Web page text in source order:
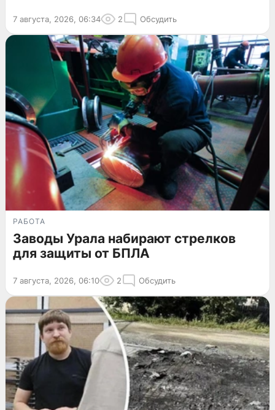
7 августа, 2026, 06:34 2 Обсудить
РАБОТА
Заводы Урала набирают стрелков
для защиты от БПЛА
7 августа, 2026, 06:10 2 Обсудить